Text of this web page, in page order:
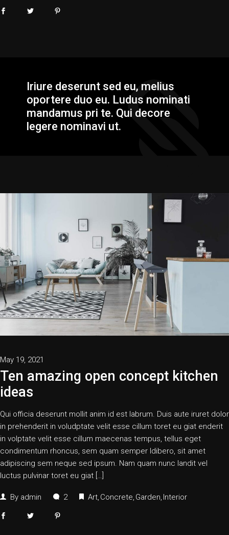
Iriure deserunt sed eu, melius
oportere duo eu. Ludus nominati
mandamus pri te. Qui decore
legere nominavi ut.
May 19, 2021
Ten amazing open concept kitchen
ideas
Qui officia deserunt mollit anim id est labrum. Duis aute iruret dolor
in prehenderit in voludptate velit esse cillum toret eu giat enderit
in volptate velit esse cillum maecenas tempus, tellus eget
condimentum rhoncus, sem quam semper ldibero, sit amet
adipiscing sem neque sed ipsum. Nam quam nunc landit vel
luctus pulvinar toret eu giat […]
By admin 2 Art Concrete Garden Interior